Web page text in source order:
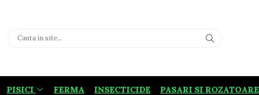
PISICI FERMA INSECTICIDE PASARI SI ROZATOARE